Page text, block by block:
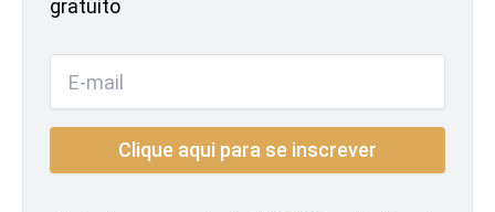
gratuito